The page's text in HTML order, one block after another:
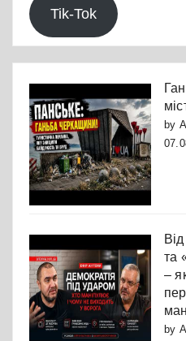
Tik-Tok
by
та
–
by